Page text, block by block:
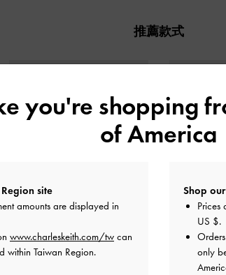
推薦款式
齒輪厚底切爾
you're shopping
of America
site
amounts are displayed in
www.charleskeith.com/tw can
within Taiwan Region.
Shop
Prices
US $.
only